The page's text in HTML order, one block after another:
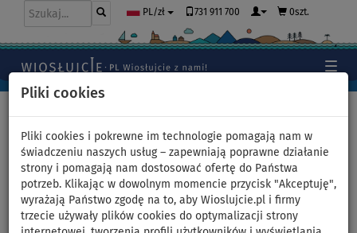
Pliki cookies
Pliki cookies i pokrewne im technologie pomagają nam w
świadczeniu naszych usług – zapewniają poprawne działanie
strony i pomagają nam dostosować ofertę do Państwa
potrzeb. Klikając w dowolnym momencie przycisk "Akceptuję",
wyrażają Państwo zgodę na to, aby Wioslujcie.pl i firmy
trzecie używały plików cookies do optymalizacji strony
PL/zł 731 911 700 0szt.
Deska SUP RIDEWAVE Allround
11'6'' - pompowany